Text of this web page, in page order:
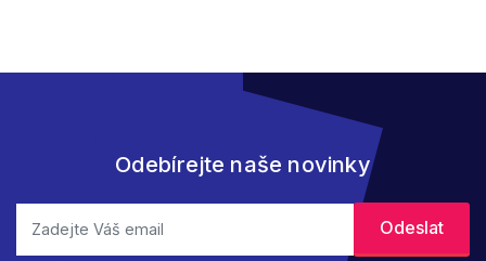
Odebírejte naše novinky